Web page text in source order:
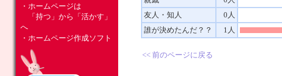
・ホームページは
「持つ」から「活かす」
へ
・ホームページ作成ソフト
友人・知人
0人
誰が決めたんだ？？
1人
<< 前のページに戻る